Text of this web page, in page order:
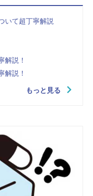
いて超丁寧解説
解説！
解説！
もっと見る